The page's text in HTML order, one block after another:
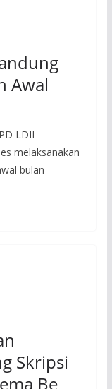
Awal
LDII
melaksanakan
bulan
Skripsi
Be